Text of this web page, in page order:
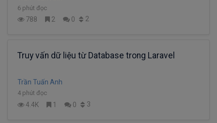
6 phút đọc
788 2 0 2
Truy vấn dữ liệu từ Database trong Laravel
Trần Tuấn Anh
4 phút đọc
4.4K 1 0 3